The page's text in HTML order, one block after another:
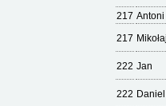
217 Antoni
217
222 Jan
222 Daniel